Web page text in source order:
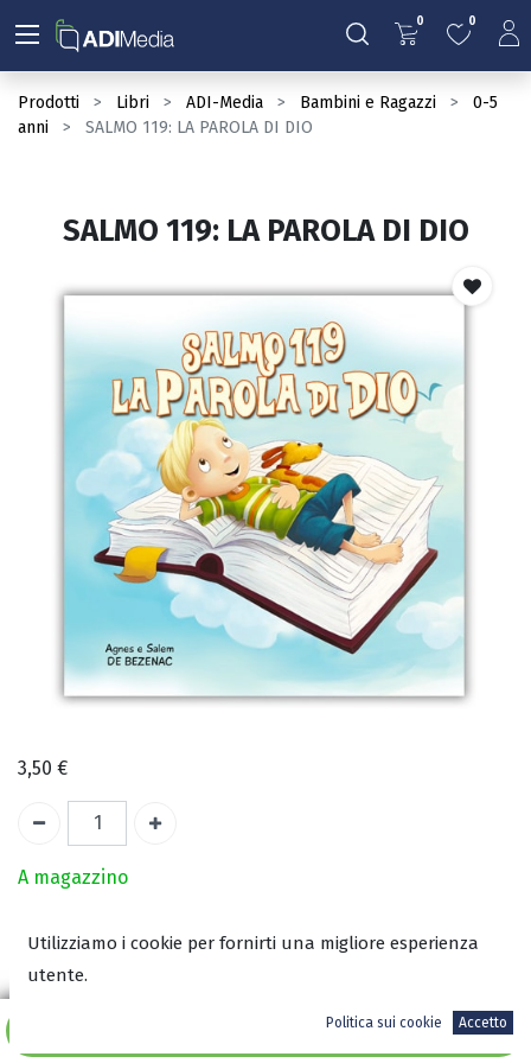
0 0
Prodotti Libri ADI-Media Bambini e Ragazzi
0-5
anni
SALMO 119: LA PAROLA DI DIO
Aggiungi al carrello
SALMO 119: LA PAROLA DI DIO
3,50 €
A magazzino
COD: 2641
ISBN:
Utilizziamo i cookie per fornirti una migliore esperienza
utente.
Politica sui cookie Accetto